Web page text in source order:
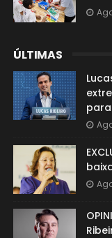
ÚLTIMAS
para